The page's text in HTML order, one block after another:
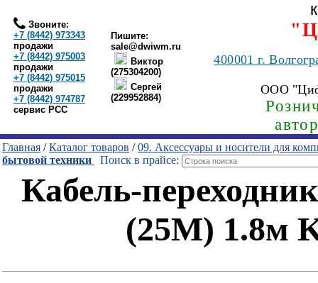
Звоните:
+7 (8442) 973343
продажи
+7 (8442) 975003
продажи
+7 (8442) 975015
продажи
+7 (8442) 974787
сервис РСС
Пишите:
sale@dwiwm.ru
Виктор
(275304200)
Сергей
(229952884)
400001г.
ООО
Главная /Каталог товаров /09. Аксессуары и носители для
бытовой техники
Поиск в прайсе:
Кабель-
(25M) 1.8м